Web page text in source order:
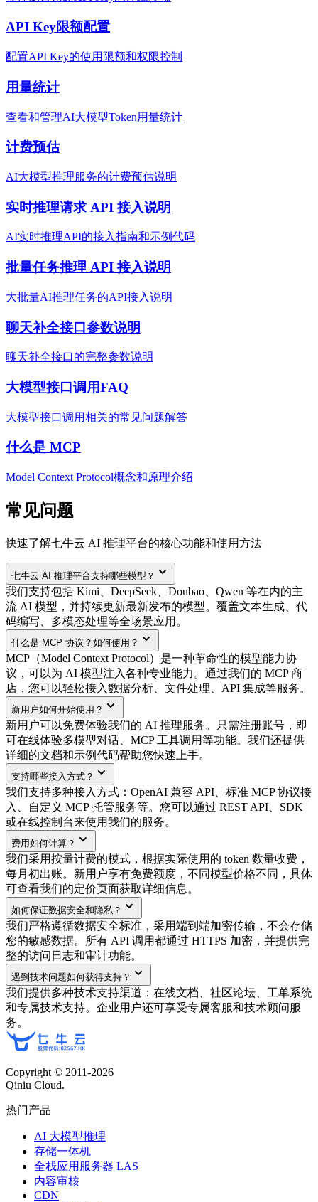
API Key限额配置
配置API Key的使用限额和权限控制
用量统计
查看和管理AI大模型Token用量统计
计费预估
AI大模型推理服务的计费预估说明
实时推理请求 API 接入说明
AI实时推理API的接入指南和示例代码
批量任务推理 API 接入说明
大批量AI推理任务的API接入说明
聊天补全接口参数说明
聊天补全接口的完整参数说明
大模型接口调用FAQ
大模型接口调用相关的常见问题解答
什么是 MCP
Model Context Protocol概念和原理介绍
常见问题
快速了解七牛云 AI 推理平台的核心功能和使用方法
七牛云 AI 推理平台支持哪些模型？
我们支持包括 Kimi、DeepSeek、Doubao、Qwen 等在内的主
流 AI 模型，并持续更新最新发布的模型。覆盖文本生成、代
码编写、多模态处理等全场景应用。
什么是 MCP 协议？如何使用？
MCP（Model Context Protocol）是一种革命性的模型能力协
议，可以为 AI 模型注入各种专业能力。通过我们的 MCP 商
店，您可以轻松接入数据分析、文件处理、API 集成等服务。
新用户如何开始使用？
新用户可以免费体验我们的 AI 推理服务。只需注册账号，即
可在线体验多模型对话、MCP 工具调用等功能。我们还提供
详细的文档和示例代码帮助您快速上手。
支持哪些接入方式？
我们支持多种接入方式：OpenAI 兼容 API、标准 MCP 协议接
入、自定义 MCP 托管服务等。您可以通过 REST API、SDK
或在线控制台来使用我们的服务。
费用如何计算？
我们采用按量计费的模式，根据实际使用的 token 数量收费，
每月初出账。新用户享有免费额度，不同模型价格不同，具体
可查看我们的定价页面获取详细信息。
如何保证数据安全和隐私？
我们严格遵循数据安全标准，采用端到端加密传输，不会存储
您的敏感数据。所有 API 调用都通过 HTTPS 加密，并提供完
整的访问日志和审计功能。
遇到技术问题如何获得支持？
我们提供多种技术支持渠道：在线文档、社区论坛、工单系统
和专属技术支持。企业用户还可享受专属客服和技术顾问服
务。
Copyright © 2011-2026
Qiniu Cloud.
热门产品
AI 大模型推理
存储一体机
全栈应用服务器 LAS
内容审核
CDN